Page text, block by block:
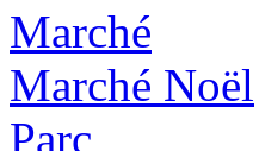
Marché
Marché Noël
Parc